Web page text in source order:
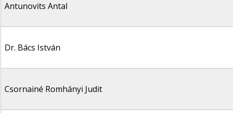
Antunovits Antal
Dr. Bács István
Csornainé Romhányi Judit